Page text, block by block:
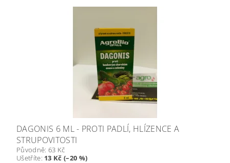
DAGONIS 6 ML - PROTI PADLÍ, HLÍZENCE A
STRUPOVITOSTI
Původně: 63 Kč
Ušetříte: 13 Kč (–20 %)